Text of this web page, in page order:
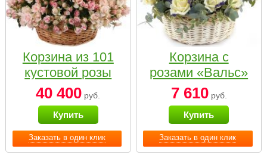
Заказать в один клик
Корзина из 101
кустовой розы
нежных тонов
40 400 руб.
Купить
Заказать в один клик
Корзина с
розами «Вальс»
7 610руб.
Купить